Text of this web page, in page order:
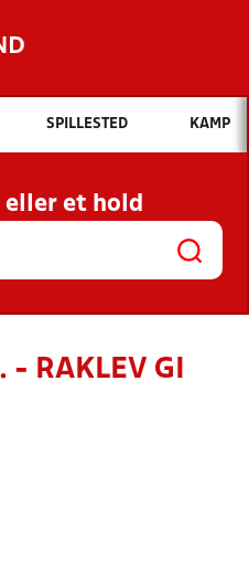
Hvad vil du søge efter?
OG NYHEDER
KLUBBER OG
SPILLESTED KAMP
eller et hold
- RAKLEV GI